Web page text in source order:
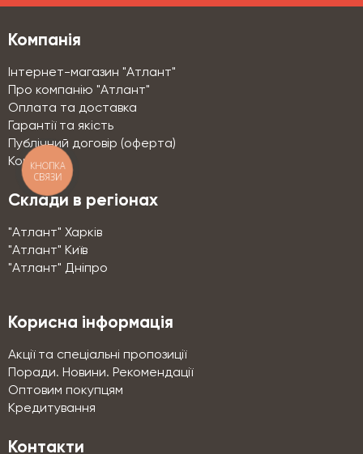
Компанія
Інтернет-магазин "Атлант"
Про компанію "Атлант"
Оплата та доставка
Гарантії та якість
Публічний договір (оферта)
Контакти
Склади в регіонах
"Атлант" Харків
"Атлант" Київ
"Атлант" Дніпро
Корисна інформація
Акції та спеціальні пропозиції
Поради. Новини. Рекомендації
Оптовим покупцям
Кредитування
Контакти
КНОПКА
СВЯЗИ